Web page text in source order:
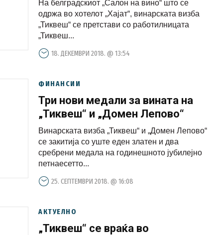
На белградскиот „Салон на вино“ што се
одржа во хотелот „Хајат“, винарската визба
„Тиквеш“ се претстави со работилницата
„Тиквеш...
18. ДЕКЕМВРИ 2018. @ 13:54
ФИНАНСИИ
Три нови медали за вината на
„Тиквеш“ и „Домен Лепово“
Винарската визба „Тиквеш“ и „Домен Лепово“
се закитија со уште еден златен и два
сребрени медала на годинешното јубилеjно
петнаесетто...
25. СЕПТЕМВРИ 2018. @ 16:08
АКТУЕЛНО
„Тиквеш“ се враќа во